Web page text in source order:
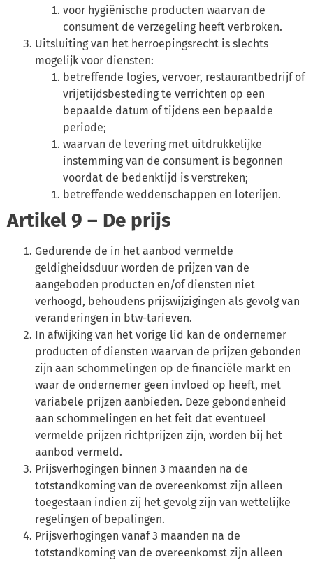
voor hygiënische producten waarvan de
consument de verzegeling heeft verbroken.
Uitsluiting van het herroepingsrecht is slechts
mogelijk voor diensten:
betreffende logies, vervoer, restaurantbedrijf of
vrijetijdsbesteding te verrichten op een
bepaalde datum of tijdens een bepaalde
periode;
waarvan de levering met uitdrukkelijke
instemming van de consument is begonnen
voordat de bedenktijd is verstreken;
betreffende weddenschappen en loterijen.
Artikel 9 – De prijs
Gedurende de in het aanbod vermelde
geldigheidsduur worden de prijzen van de
aangeboden producten en/of diensten niet
verhoogd, behoudens prijswijzigingen als gevolg van
veranderingen in btw-tarieven.
In afwijking van het vorige lid kan de ondernemer
producten of diensten waarvan de prijzen gebonden
zijn aan schommelingen op de financiële markt en
waar de ondernemer geen invloed op heeft, met
variabele prijzen aanbieden. Deze gebondenheid
aan schommelingen en het feit dat eventueel
vermelde prijzen richtprijzen zijn, worden bij het
aanbod vermeld.
Prijsverhogingen binnen 3 maanden na de
totstandkoming van de overeenkomst zijn alleen
toegestaan indien zij het gevolg zijn van wettelijke
regelingen of bepalingen.
Prijsverhogingen vanaf 3 maanden na de
totstandkoming van de overeenkomst zijn alleen